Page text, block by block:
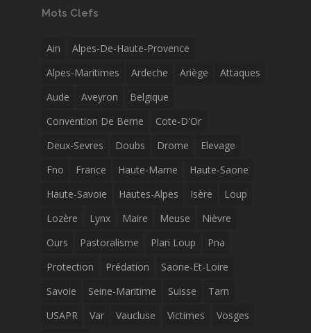
Mots Clefs
Ain
Alpes-De-Haute-Provence
Alpes-Maritimes
Ardeche Ariège
Attaques
Aude
Aveyron
Belgique
Convention De Berne
Cote-D'Or
Deux-Sevres
Doubs Drome
Elevage
Fno
France Haute-Marne
Haute-Saone
Haute-Savoie
Hautes-Alpes Isère
Loup
Lozère
Lynx Maire Meuse
Nièvre
Ours
Pastoralisme Plan Loup
Pna
Protection
Prédation
Saone-Et-Loire
Savoie
Seine-Maritime Suisse
Tarn
USAPR
Var Vaucluse Victimes
Vosges